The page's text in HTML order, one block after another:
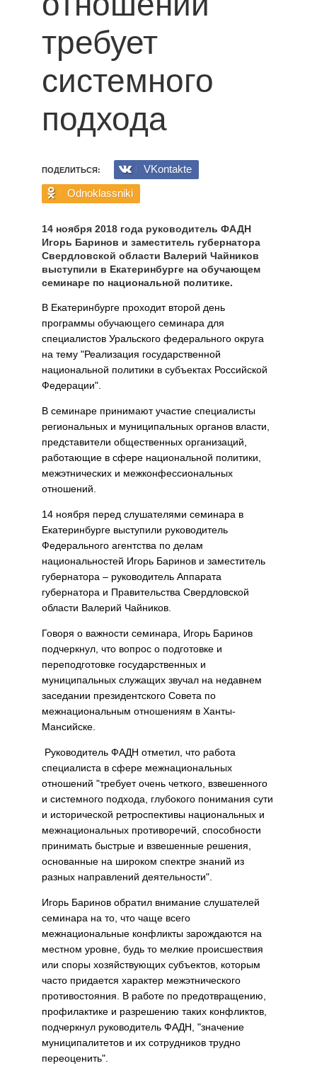
требует
системного
подхода
ПОДЕЛИТЬСЯ:
VKontakte
Odnoklassniki
14 ноября 2018 года руководитель ФАДН
Игорь Баринов и заместитель губернатора
Свердловской области Валерий Чайников
выступили в Екатеринбурге на обучающем
семинаре по национальной политике.
В Екатеринбурге проходит второй день
программы обучающего семинара для
специалистов Уральского федерального округа
на тему "Реализация государственной
национальной политики в субъектах Российской
Федерации".
В семинаре принимают участие специалисты
региональных и муниципальных органов власти,
представители общественных организаций,
работающие в сфере национальной политики,
межэтнических и межконфессиональных
отношений.
14 ноября перед слушателями семинара в
Екатеринбурге выступили руководитель
Федерального агентства по делам
национальностей Игорь Баринов и заместитель
губернатора – руководитель Аппарата
губернатора и Правительства Свердловской
области Валерий Чайников.
Говоря о важности семинара, Игорь Баринов
подчеркнул, что вопрос о подготовке и
переподготовке государственных и
муниципальных служащих звучал на недавнем
заседании президентского Совета по
межнациональным отношениям в Ханты-
Мансийске.
Руководитель ФАДН отметил, что работа
специалиста в сфере межнациональных
отношений "требует очень четкого, взвешенного
и системного подхода, глубокого понимания сути
и исторической ретроспективы национальных и
межнациональных противоречий, способности
принимать быстрые и взвешенные решения,
основанные на широком спектре знаний из
разных направлений деятельности".
Игорь Баринов обратил внимание слушателей
семинара на то, что чаще всего
межнациональные конфликты зарождаются на
местном уровне, будь то мелкие происшествия
или споры хозяйствующих субъектов, которым
часто придается характер межэтнического
противостояния. В работе по предотвращению,
профилактике и разрешению таких конфликтов,
подчеркнул руководитель ФАДН, "значение
муниципалитетов и их сотрудников трудно
переоценить".